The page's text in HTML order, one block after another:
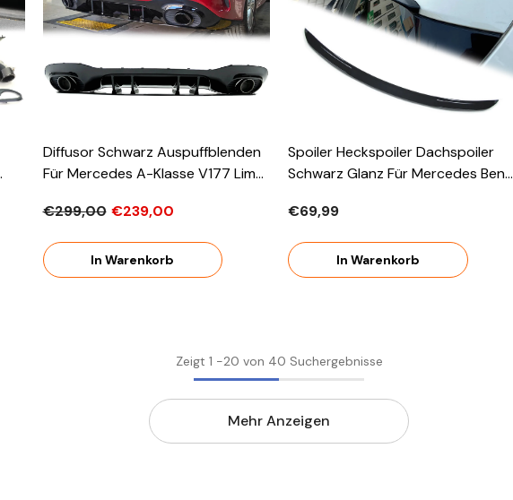
Diffusor Schwarz Auspuffblenden
Für Mercedes A-Klasse V177 Limo
€299,00 €239,00
In Warenkorb
Spoiler Heckspoiler Dachspoiler
Schwarz Glanz Für Mercedes Benz
€69,99
In Warenkorb
Zeigt 1 -20 von 40 Suchergebnisse
Mehr Anzeigen